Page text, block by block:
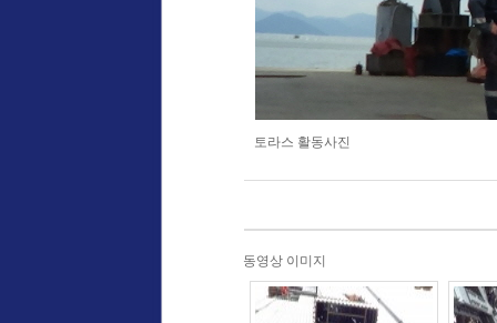
토라스 활동사진
동영상 이미지